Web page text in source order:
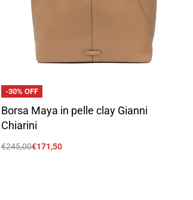
-30% OFF
Borsa Maya in pelle clay Gianni
Chiarini
€245,00€171,50